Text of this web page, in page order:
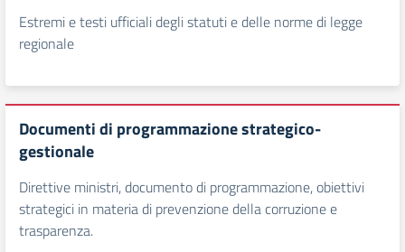
Estremi e testi ufficiali degli statuti e delle norme di legge
regionale
Documenti di programmazione strategico-
gestionale
Direttive ministri, documento di programmazione, obiettivi
strategici in materia di prevenzione della corruzione e
trasparenza.